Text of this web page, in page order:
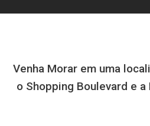
Venha Morar em uma
o Shopping Boulevard e